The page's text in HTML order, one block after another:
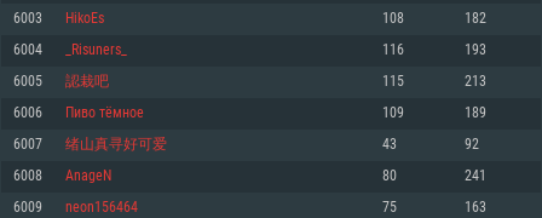
CONFIGURATION SYSTÈME REQUISE
Minimum
OS: Windows 10 (64 bit)
Processeur: Dual-Core 2.2 GHz
Minimum
OS: Mac OS Big Sur 11.0 ou plus récent
Processeur: Core i5, minimum 2.2GHz (Les processeurs Intel Xeon ne sont
Minimum
OS: Les configurations Linux 64 bits les plus modernes
Processeur: Dual-Core 2.4 GHz
6003 HikoEs 108 182
6004 _Risuners_ 116 193
6005 認栽吧 115 213
6006 Пиво тёмное 109 189
6007 绪山真寻好可爱 43 92
6008 AnageN 80 241
6009 neon156464 75 163